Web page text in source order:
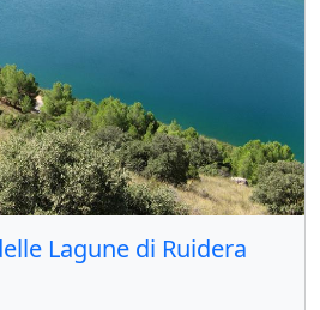
Lagune di Ruidera